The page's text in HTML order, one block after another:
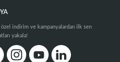
özel indirim ve kampanyalardan ilk sen
yakala!